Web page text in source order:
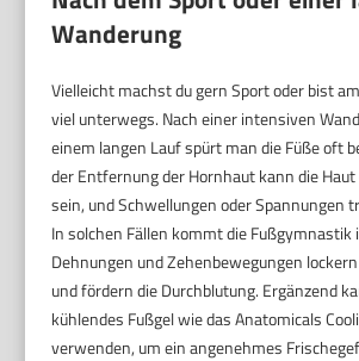
Wanderung
Vielleicht machst du gern Sport oder bist
viel unterwegs. Nach einer intensiven
einem langen Lauf spürt man die Füße oft
der Entfernung der Hornhaut kann die
sein, und Schwellungen oder Spannungen
In solchen Fällen kommt die Fußgymnastik
Dehnungen und Zehenbewegungen
und fördern die Durchblutung. Ergänzend
kühlendes Fußgel wie das Anatomicals
verwenden, um ein angenehmes